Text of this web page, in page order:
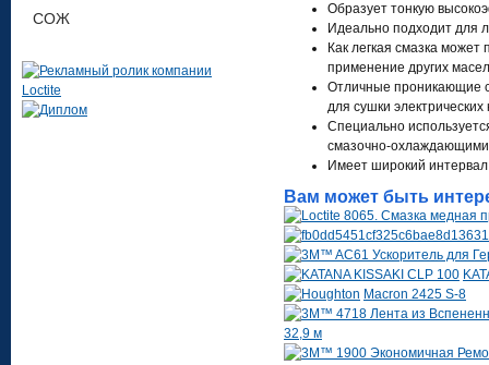
СОЖ
Образует тонкую
Идеально подходит для
Как легкая смазка может
применение других
Отличные проникающие
для сушки
Специально
смазочно-
Имеет широкий
Вам может быть
Macron 2425 S-8
32,9 м